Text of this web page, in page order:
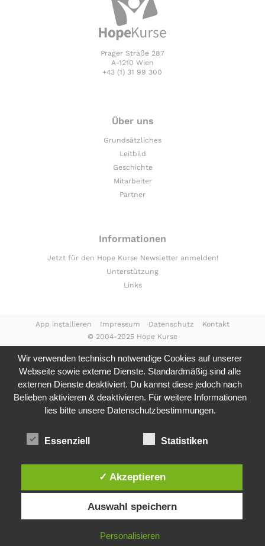
Prager Straße 287
A-1210 Wien
+43 (1) 31 99 300
Über uns
Grundsätzliches
Leitbild
Geschichte
Mitarbeiter
Partner
Informationen
Jetzt für den Hope Kurse Newsletter anmelden!
Unterstützung
Links
© 2004-2025 Hope Kurse
App installieren Impressum Datenschutz Kontakt
Wir verwenden technisch notwendige Cookies auf unserer
Webseite sowie externe Dienste. Standardmäßig sind alle
externen Dienste deaktiviert. Du kannst diese jedoch nach
Belieben aktivieren & deaktivieren. Für weitere Informationen
lies bitte unsere Datenschutzbestimmungen.
Essenziell Statistiken
✓ Akzeptieren
Auswahl speichern
Personalisieren